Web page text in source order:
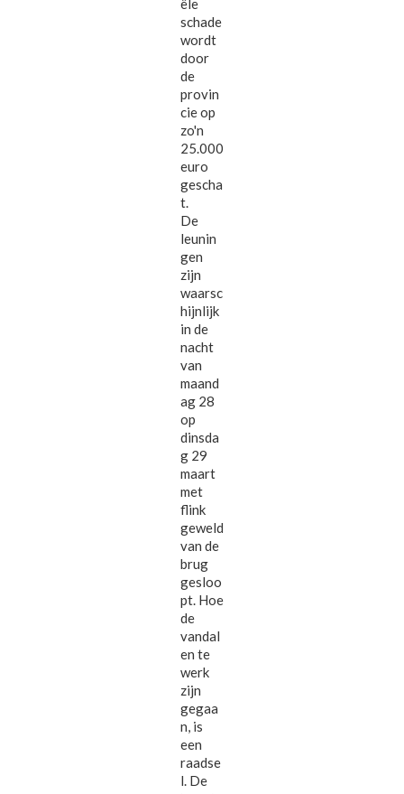
ële
schade
wordt
door
de
provin
cie op
zo'n
25.000
euro
gescha
t.
De
leunin
gen
zijn
waarsc
hijnlijk
in de
nacht
van
maand
ag 28
op
dinsda
g 29
maart
met
flink
geweld
van de
brug
gesloo
pt. Hoe
de
vandal
en te
werk
zijn
gegaa
n, is
een
raadse
l. De